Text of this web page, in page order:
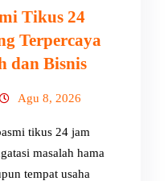
Tikus 24
Terpercaya
dan Bisnis
Agu 8, 2026
tikus 24 jam
masalah hama
tempat usaha